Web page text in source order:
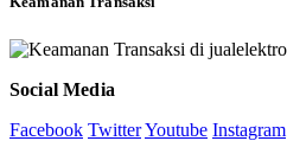
Social Media
Facebook TwitterYoutube Instagram